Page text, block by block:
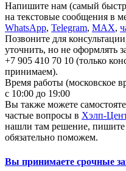
Напишите нам (самый
на текстовые сообщения в
WhatsApp, Telegram, МАХ,
Позвоните для
уточнить, но не оформлять
+7 905 410 70 10 (только
принимаем).
Время работы (московское
с 10:00 до 19:00
Вы также можете
частые вопросы в Хэлп-
нашли там решение,
обязательно поможем.
Вы принимаете срочные